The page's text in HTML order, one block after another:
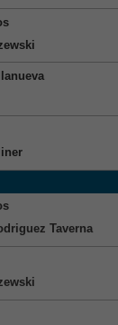
Taverna